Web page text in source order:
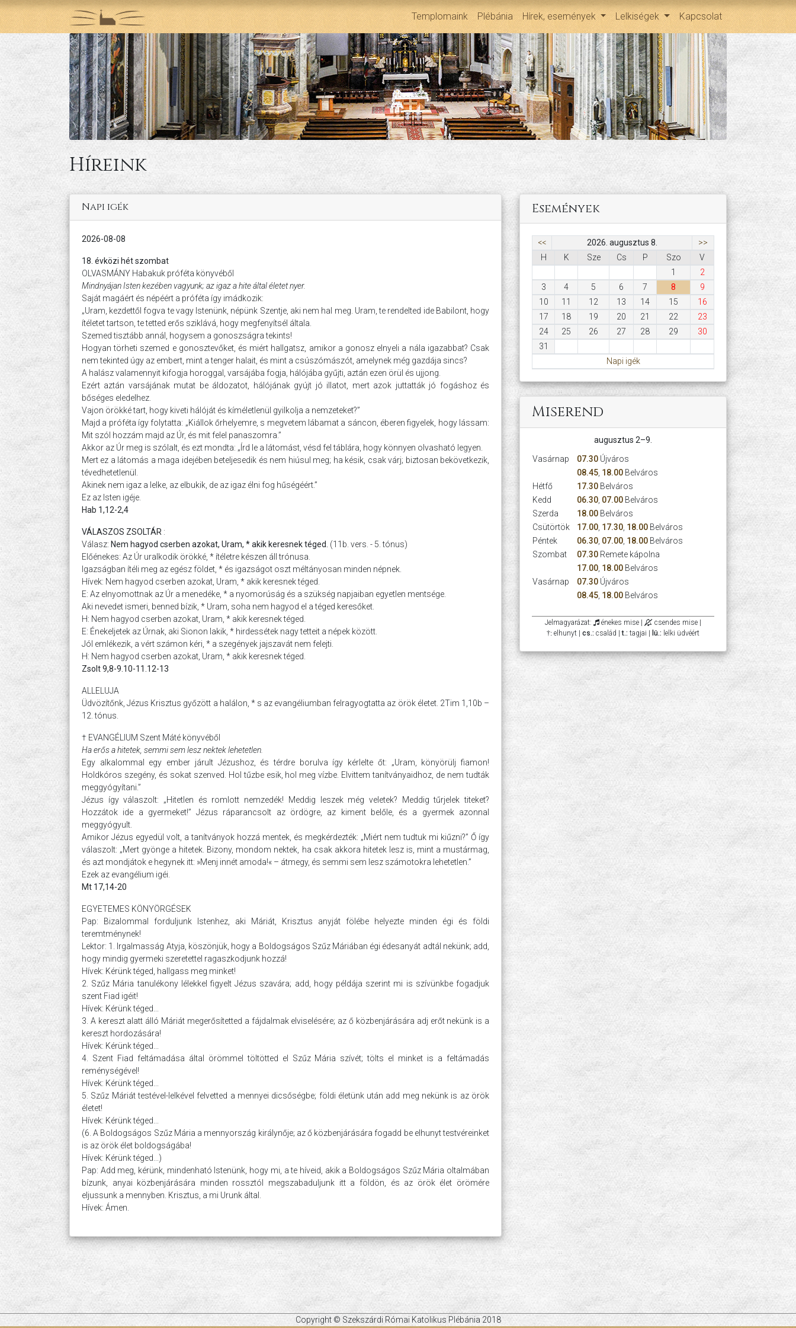
Templomaink Plébánia Hírek, események Lelkiségek Kapcsolat
Híreink
Napi igék
2026-08-08
18. évközi hét szombat
OLVASMÁNY Habakuk próféta könyvéből
Mindnyájan Isten kezében vagyunk; az igaz a hite által életet nyer.
Saját magáért és népéért a próféta így imádkozik:
„Uram, kezdettől fogva te vagy Istenünk, népünk Szentje, aki nem hal meg. Uram, te rendelted ide Babilont, hogy
ítéletet tartson, te tetted erős sziklává, hogy megfenyítsél általa.
Szemed tisztább annál, hogysem a gonoszságra tekints!
Hogyan törheti szemed e gonosztevőket, és miért hallgatsz, amikor a gonosz elnyeli a nála igazabbat? Csak
nem tekinted úgy az embert, mint a tenger halait, és mint a csúszómászót, amelynek még gazdája sincs?
A halász valamennyit kifogja horoggal, varsájába fogja, hálójába gyűjti, aztán ezen örül és ujjong.
Ezért aztán varsájának mutat be áldozatot, hálójának gyújt jó illatot, mert azok juttatták jó fogáshoz és
bőséges eledelhez.
Vajon örökké tart, hogy kiveti hálóját és kíméletlenül gyilkolja a nemzeteket?”
Majd a próféta így folytatta: „Kiállok őrhelyemre, s megvetem lábamat a sáncon, éberen figyelek, hogy lássam:
Mit szól hozzám majd az Úr, és mit felel panaszomra.”
Akkor az Úr meg is szólalt, és ezt mondta: „Írd le a látomást, vésd fel táblára, hogy könnyen olvasható legyen.
Mert ez a látomás a maga idejében beteljesedik és nem hiúsul meg; ha késik, csak várj; biztosan bekövetkezik,
tévedhetetlenül.
Akinek nem igaz a lelke, az elbukik, de az igaz élni fog hűségéért.”
Ez az Isten igéje.
Hab 1,12-2,4
VÁLASZOS ZSOLTÁR :
Válasz: Nem hagyod cserben azokat, Uram, * akik keresnek téged. (11b. vers. - 5. tónus)
Előénekes: Az Úr uralkodik örökké, * ítéletre készen áll trónusa.
Igazságban ítéli meg az egész földet, * és igazságot oszt méltányosan minden népnek.
Hívek: Nem hagyod cserben azokat, Uram, * akik keresnek téged.
E: Az elnyomottnak az Úr a menedéke, * a nyomorúság és a szükség napjaiban egyetlen mentsége.
Aki nevedet ismeri, benned bízik, * Uram, soha nem hagyod el a téged keresőket.
H: Nem hagyod cserben azokat, Uram, * akik keresnek téged.
E: Énekeljetek az Úrnak, aki Sionon lakik, * hirdessétek nagy tetteit a népek között.
Jól emlékezik, a vért számon kéri, * a szegények jajszavát nem felejti.
H: Nem hagyod cserben azokat, Uram, * akik keresnek téged.
Zsolt 9,8-9.10-11.12-13
ALLELUJA
Üdvözítőnk, Jézus Krisztus győzött a halálon, * s az evangéliumban felragyogtatta az örök életet. 2Tim 1,10b –
12. tónus.
† EVANGÉLIUM Szent Máté könyvéből
Ha erős a hitetek, semmi sem lesz nektek lehetetlen.
Egy alkalommal egy ember járult Jézushoz, és térdre borulva így kérlelte őt: „Uram, könyörülj fiamon!
Holdkóros szegény, és sokat szenved. Hol tűzbe esik, hol meg vízbe. Elvittem tanítványaidhoz, de nem tudták
meggyógyítani.”
Jézus így válaszolt: „Hitetlen és romlott nemzedék! Meddig leszek még veletek? Meddig tűrjelek titeket?
Hozzátok ide a gyermeket!” Jézus ráparancsolt az ördögre, az kiment belőle, és a gyermek azonnal
meggyógyult.
Amikor Jézus egyedül volt, a tanítványok hozzá mentek, és megkérdezték: „Miért nem tudtuk mi kiűzni?” Ő így
válaszolt: „Mert gyönge a hitetek. Bizony, mondom nektek, ha csak akkora hitetek lesz is, mint a mustármag,
és azt mondjátok e hegynek itt: »Menj innét amoda!« – átmegy, és semmi sem lesz számotokra lehetetlen.”
Ezek az evangélium igéi.
Mt 17,14-20
EGYETEMES KÖNYÖRGÉSEK
Pap: Bizalommal forduljunk Istenhez, aki Máriát, Krisztus anyját fölébe helyezte minden égi és földi
teremtménynek!
Lektor: 1. Irgalmasság Atyja, köszönjük, hogy a Boldogságos Szűz Máriában égi édesanyát adtál nekünk; add,
hogy mindig gyermeki szeretettel ragaszkodjunk hozzá!
Hívek: Kérünk téged, hallgass meg minket!
2. Szűz Mária tanulékony lélekkel figyelt Jézus szavára; add, hogy példája szerint mi is szívünkbe fogadjuk
szent Fiad igéit!
Hívek: Kérünk téged...
3. A kereszt alatt álló Máriát megerősítetted a fájdalmak elviselésére; az ő közbenjárására adj erőt nekünk is a
kereszt hordozására!
Hívek: Kérünk téged...
4. Szent Fiad feltámadása által örömmel töltötted el Szűz Mária szívét; tölts el minket is a feltámadás
reménységével!
Hívek: Kérünk téged...
5. Szűz Máriát testével-lelkével felvetted a mennyei dicsőségbe; földi életünk után add meg nekünk is az örök
életet!
Hívek: Kérünk téged...
(6. A Boldogságos Szűz Mária a mennyország királynője; az ő közbenjárására fogadd be elhunyt testvéreinket
is az örök élet boldogságába!
Hívek: Kérünk téged...)
Pap: Add meg, kérünk, mindenható Istenünk, hogy mi, a te híveid, akik a Boldogságos Szűz Mária oltalmában
bízunk, anyai közbenjárására minden rossztól megszabaduljunk itt a földön, és az örök élet örömére
eljussunk a mennyben. Krisztus, a mi Urunk által.
Hívek: Ámen.
Események
<< 2026. augusztus 8.
>>
H
K Sze Cs P Szo
V
1
2
3
4 5 6 7 8
9
10
11 12 13 14 15
16
17
18 19 20 21 22
23
24
25 26 27 28 29
30
31
Napi igék
Miserend
augusztus 2–9.
Vasárnap
07.30 Újváros
08.45 18.00 Belváros
Hétfő
17.30 Belváros
Kedd
06.30 07.00 Belváros
Szerda
18.00 Belváros
Csütörtök
17.00 17.30 18.00 Belváros
Péntek
06.30 07.00 18.00 Belváros
Szombat
07.30 Remete kápolna
17.00 18.00 Belváros
Vasárnap
07.30 Újváros
08.45 18.00 Belváros
Jelmagyarázat: énekes mise |
csendes mise |
†: elhunyt | cs.: család | t.: tagjai | lü.: lelki üdvéért
Copyright © Szekszárdi Római Katolikus Plébánia 2018